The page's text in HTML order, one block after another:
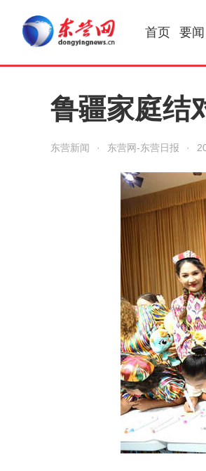
首页 要闻
鲁疆家庭结
东营新闻 · 东营网-东营日报 ·